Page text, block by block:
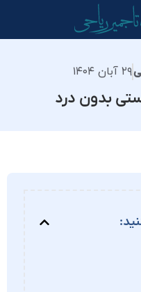
۲۹ آبان ۱۴۰۴
بدون درد